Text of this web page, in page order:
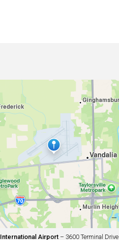
Airport – 3600 Terminal Drive